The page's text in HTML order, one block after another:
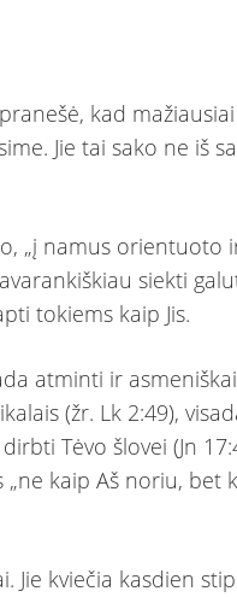
kad
Jie tai sako ne iš
„į namus orientuoto
siekti
tokiems kaip Jis.
atminti ir
(žr. Lk 2:49),
Tėvo šlovei (Jn
kaip Aš noriu, bet
Jie kviečia kasdien